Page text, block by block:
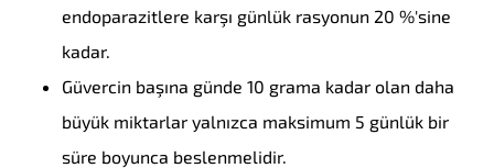
endoparazitlere karşı günlük rasyonun 20 %'sine
kadar.
Güvercin başına günde 10 grama kadar olan daha
büyük miktarlar yalnızca maksimum 5 günlük bir
süre boyunca beslenmelidir.